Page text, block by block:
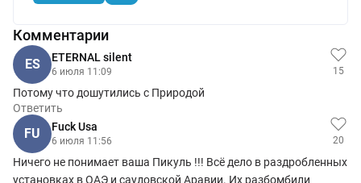
Комментарии
ES ETERNAL silent
6 июля 11:09 15
Потому что дошутились с Природой
Ответить
FU Fuck Usa
6 июля 11:56 20
Ничего не понимает ваша Пикуль !!! Всё дело в раздробленных
установках в ОАЭ и саудовской Аравии. Их разбомбили